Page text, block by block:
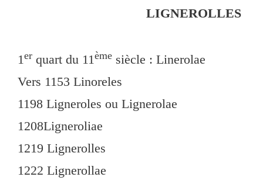
LIGNEROLLES
1er quart du 11ème siècle : Linerolae
Vers 1153 Linoreles
1198 Ligneroles ou Lignerolae
1208Ligneroliae
1219 Lignerolles
1222 Lignerollae